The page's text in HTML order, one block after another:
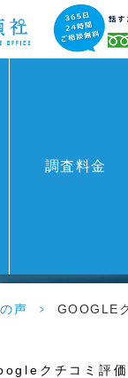
調査料金
声 > GOOGLE
クチコミ評